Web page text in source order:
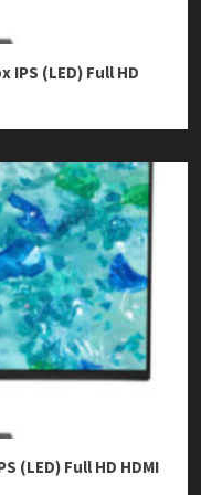
IPS (LED) Full HD
(LED) Full HD HDMI